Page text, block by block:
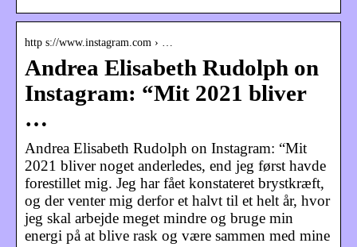
http s://www.instagram.com › …
Andrea Elisabeth Rudolph on
Instagram: “Mit 2021 bliver
…
Andrea Elisabeth Rudolph on Instagram: “Mit
2021 bliver noget anderledes, end jeg først havde
forestillet mig. Jeg har fået konstateret brystkræft,
og der venter mig derfor et halvt til et helt år, hvor
jeg skal arbejde meget mindre og bruge min
energi på at blive rask og være sammen med mine